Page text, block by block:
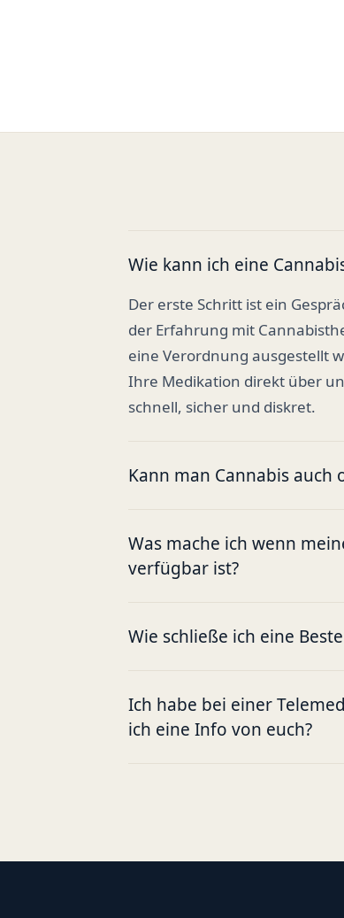
Wie kann ich eine
Der erste Schritt ist ein
der Erfahrung mit
eine Verordnung ausgestellt
Ihre Medikation direkt über
schnell, sicher und diskret.
Kann man Cannabis auch
Was mache ich wenn
verfügbar ist?
Wie schließe ich eine
Ich habe bei einer
ich eine Info von euch?